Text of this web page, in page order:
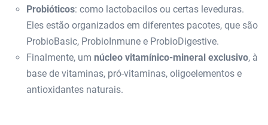
Probióticos: como lactobacilos ou certas leveduras.
Eles estão organizados em diferentes pacotes, que são
ProbioBasic, ProbioInmune e ProbioDigestive.
Finalmente, um núcleo vitamínico-mineral exclusivo, à
base de vitaminas, pró-vitaminas, oligoelementos e
antioxidantes naturais.